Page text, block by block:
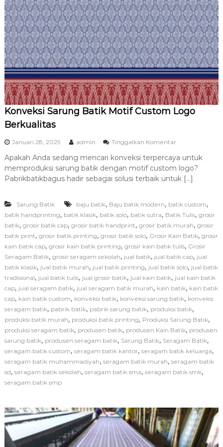
a
l
i
t
a
s
d
a
n
T
e
r
p
y
Konveksi Sarung Batik Motif Custom Logo
Berkualitas
Januari 28, 2025 admin Tinggalkan Komentarp
d
a
K
v
e
i
S
a
r
u
n
B
a
t
i
k
M
t
i
s
t
o
m
Apakah Anda sedang mencari konveksi terpercaya untuk
memproduksi sarung batik dengan motif custom logo?
Pabrikbatikbagus hadir sebagai solusi terbaik untuk […]
Sarung Batik baju batik, Baju batik modern, batik custom,
batik handprinting, batik klasik, batik solo, batik sutra, Batik Tulis, grosir
batik, grosir batik cap, grosir batik handprint, grosir batik murah, grosir
batik print, grosir batik printing, grosir batik solo, Grosir Kain Batik, grosir
kain batik cap, grosir kain batik printing, grosir kain batik tulis, Grosir
Seragam Batik, grosir seragam sekolah, jual batik, jual batik cap, jual
batik klasik, jual batik murah, jual batik printing, jual batik solo, jual batik
tradisional, jual batik tulis, jual grosir batik, jual kain batik, jual kain batik
cap, jual seragam batik, jual seragam batik murah, kain batik, kain batik
cap, kain batik custom, konveksi batik, konveksi sarung batik, konveksi
seragam batik, pabrik batik, pabrik sarung batik, produksi batik,
produksi batik murah, produksi batik printing, Produksi Sarung Batik,
produksi seragam batik, produsen batik, produsen Kain Batik, produsen
sarung batik, produsen seragam batik, Sarung Batik, Seragam Batik,
seragam batik custom, seragam batik kantor, seragam batik keluarga,
seragam batik muhammadiyah, seragam batik murah, seragam batik
sd, seragam batik sekolah, seragam batik sma, seragam batik smk,
seragam batik smp